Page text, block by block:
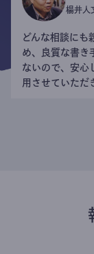
楊井人
どんな相談にも
め、良質な書き
ないので、安心
用させていただ